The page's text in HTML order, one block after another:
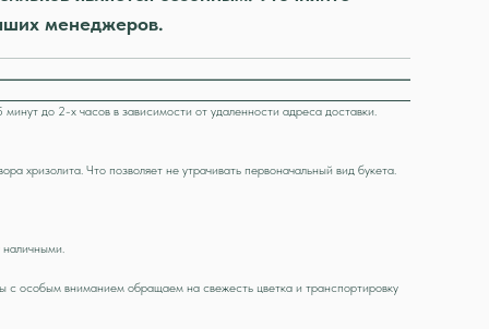
менеджеров.
до 2-х часов в зависимости от удаленности адреса доставки.
хризолита. Что позволяет не утрачивать первоначальный вид букета.
с особым вниманием обращаем на свежесть цветка и транспортировку